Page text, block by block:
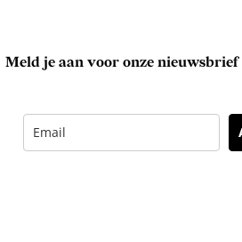
Meld je aan voor onze nieuwsbrief